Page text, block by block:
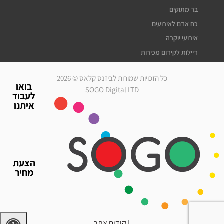
הצעת
מחיר
בואו
לעבוד
איתנו
בר מתוקים
כח אדם לאירועים
אירועי יוקרה
דיילות לקידום מכירות
מלצרים לאירועים
עוזרי הפקה
גיוס עובדים זמניים
כח אדם לאירועים
דיילות לאירועים
כל הזכויות שמורות לביזנס קלאס © 2026
SOGO Digital LTD